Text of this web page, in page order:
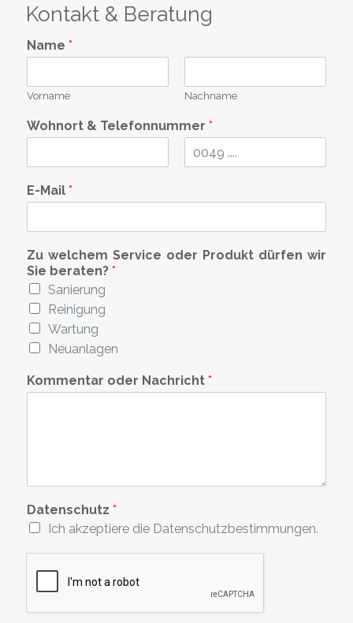
Kontakt & Beratung
Name *
Vorname Nachname
Wohnort & Telefonnummer *
o
r
m
e
a
e
E-Mail *
Zu welchem Service oder Produkt dürfen wir
Sie beraten? *
Sanierung
Reinigung
Wartung
Neuanlagen
Kommentar oder Nachricht *
Datenschutz *
Ich akzeptiere die Datenschutzbestimmungen.